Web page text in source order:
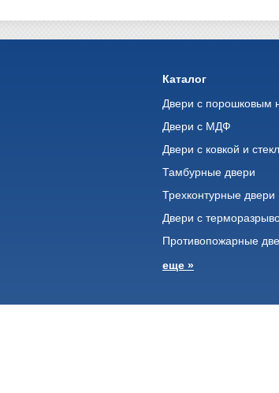
Каталог
Двери с порошковым
Двери с МДФ
Двери с ковкой и
Тамбурные двери
Трехконтурные двери
Двери с
Противопожарные
еще »